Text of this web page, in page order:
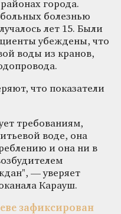
города.
болезнью
лет 15. Были
убеждены, что
воды из кранов,
что показатели
требованиям,
воде, она
и она ни в
— уверяет
Карауш.
зафиксирован